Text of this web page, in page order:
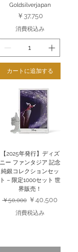
Goldsilverjapan
価格
￥37,750
消費税込み
カートに追加する
【2025年発行】ディズ
ニー ファンタジア 記念
純銀コレクションセッ
ト – 限定1000セット 世
界販売！
通常価格
￥50,000 セール価格
￥40,500
消費税込み